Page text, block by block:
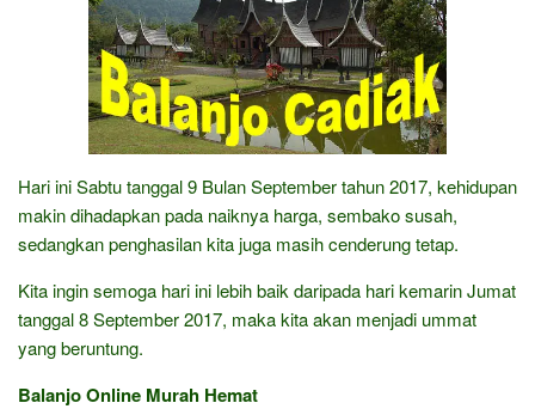
Hari ini Sabtu tanggal 9 Bulan September tahun 2017, kehidupan
makin dihadapkan pada naiknya harga, sembako susah,
sedangkan penghasilan kita juga masih cenderung tetap.
Kita ingin semoga hari ini lebih baik daripada hari kemarin Jumat
tanggal 8 September 2017, maka kita akan menjadi ummat
yang beruntung.
Balanjo Online Murah Hemat